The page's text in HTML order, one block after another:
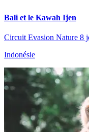
Bali et le Kawah Ijen
Circuit Evasion Nature 8
Indonésie